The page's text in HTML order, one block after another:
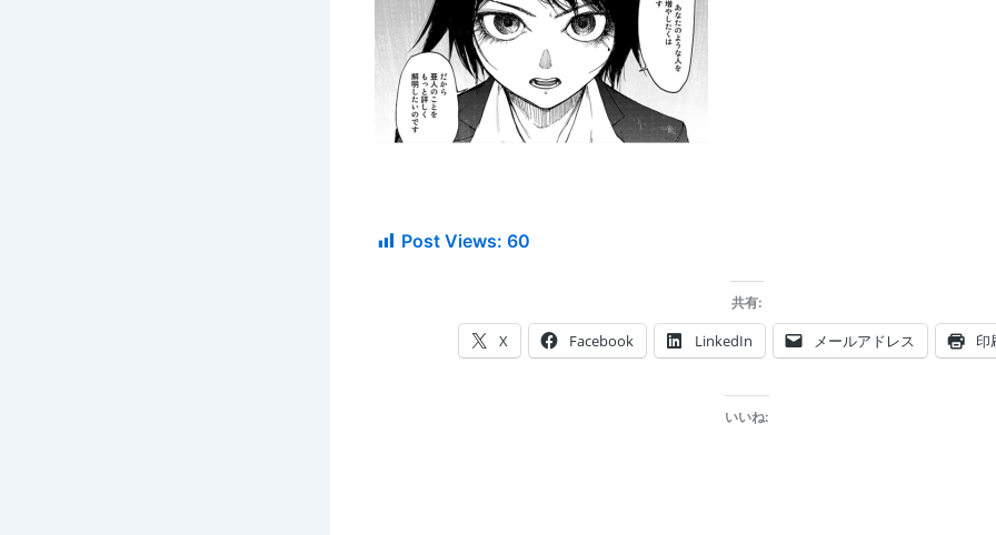
Post Views: 60
共有:
X Facebook LinkedIn メールアドレス 印
いいね: